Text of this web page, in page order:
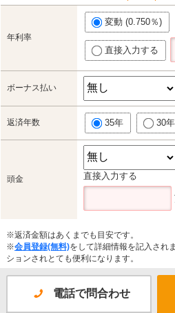
年利率
変動 (0.750％)
直接入力する
ボーナス払い
返済年数 35年 30年
頭金 直接入力する
※返済金額はあくまでも目安です。
※会員登録(無料)をして詳細情報を記入され
ションされとても便利になります。
電話で問合わせ